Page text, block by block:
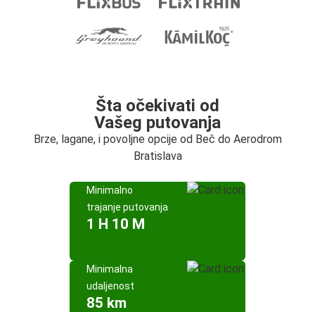
Šta očekivati od
Vašeg putovanja
Brze, lagane, i povoljne opcije od Beč do Aerodrom
Bratislava
Minimalno
trajanje putovanja
1 H 10 M
Minimalna
udaljenost
85 km